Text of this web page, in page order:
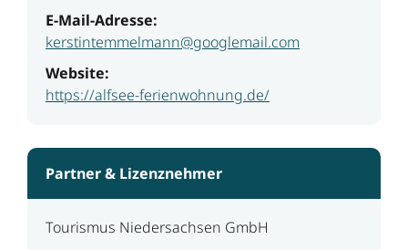
E-Mail-Adresse:
kerstintemmelmann@googlemail.com
Website:
https://alfsee-ferienwohnung.de/
Partner & Lizenznehmer
Tourismus Niedersachsen GmbH